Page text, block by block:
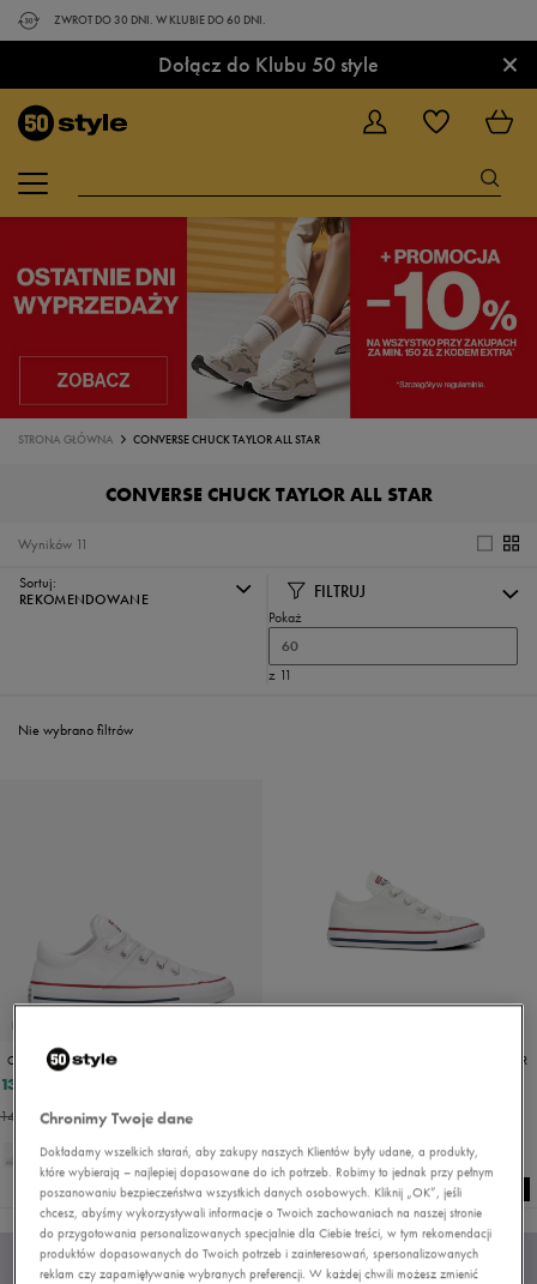
ZWROT DO 30 DNI. W KLUBIE DO 60 DNI.
Dołącz do Klubu 50 style ×
STRONA GŁÓWNA CONVERSE CHUCK TAYLOR ALL STAR
CONVERSE CHUCK TAYLOR ALL STAR
11
Wyników
Sortuj:
REKOMENDOWANE
FILTRUJ
Pokaż
60
z 11
Nie wybrano filtrów
PROMO: DO -30%
CONVERSE CHUCK TAYLOR ALL STAR MADISON
139,99 zł
149,49 zł- najniższa cena
CONVERSE CHUCK TAYLOR ALL STAR OX ALL STAR
Chronimy Twoje dane
Dokładamy wszelkich starań, aby zakupy naszych Klientów były udane, a produkty,
które wybierają – najlepiej dopasowane do ich potrzeb. Robimy to jednak przy pełnym
poszanowaniu bezpieczeństwa wszystkich danych osobowych. Kliknij „OK”, jeśli
chcesz, abyśmy wykorzystywali informacje o Twoich zachowaniach na naszej stronie
do przygotowania personalizowanych specjalnie dla Ciebie treści, w tym rekomendacji
produktów dopasowanych do Twoich potrzeb i zainteresowań, spersonalizowanych
reklam czy zapamiętywanie wybranych preferencji. W każdej chwili możesz zmienić